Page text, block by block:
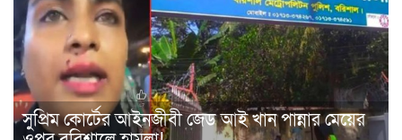
সুপ্রিম কোর্টের আইনজীবী জেড আই খান পান্নার মেয়ের